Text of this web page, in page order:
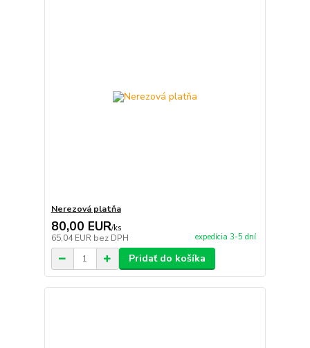
Nerezová platňa
80,00 EUR/ks
65,04 EUR bez DPH expedícia 3-5 dní
Pridať do košíka